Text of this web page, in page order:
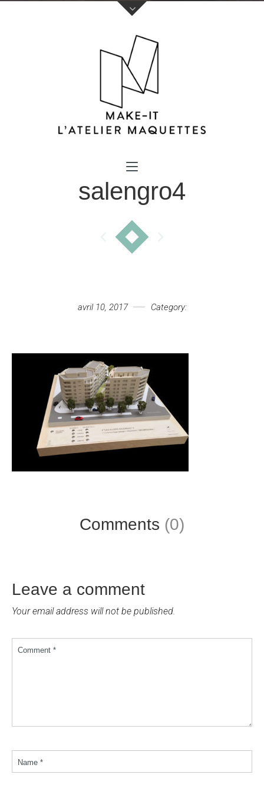
Votre nom (obligatoire)
Votre e-mail (obligatoire)salengro4
avril 10, 2017 Category:
Comments (0)
Leave a comment
Your email address will not be published.
Comment *
Name *